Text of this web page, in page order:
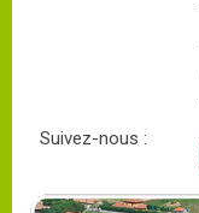
Suivez-nous :